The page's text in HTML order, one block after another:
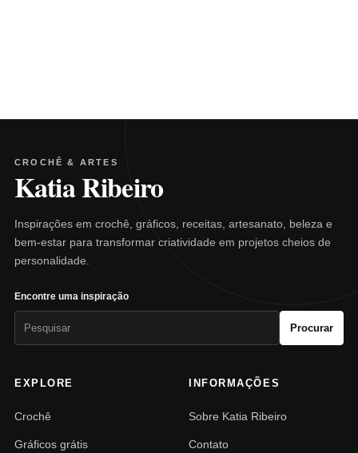
CROCHÊ & ARTES
Katia Ribeiro
Inspirações em crochê, gráficos, receitas, artesanato, beleza e
bem-estar para transformar criatividade em projetos cheios de
personalidade.
Encontre uma inspiração
Procurar
EXPLORE
Crochê
Gráficos grátis
INFORMAÇÕES
Sobre Katia Ribeiro
Contato